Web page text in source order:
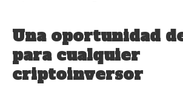
Una oportunidad
para cualquier
criptoinversor